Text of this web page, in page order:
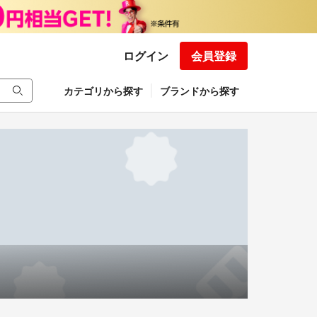
ログイン 会員登録
カテゴリから探す ブランドから探す